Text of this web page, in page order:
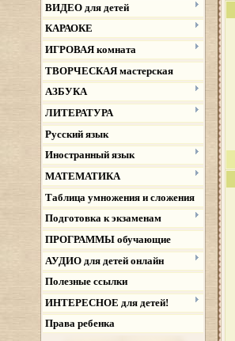
ВИДЕО для детей
КАРАОКЕ
ИГРОВАЯ комната
ТВОРЧЕСКАЯ мастерская
АЗБУКА
ЛИТЕРАТУРА
Русский язык
Иностранный язык
МАТЕМАТИКА
Таблица умножения и сложения
Подготовка к экзаменам
ПРОГРАММЫ обучающие
АУДИО для детей онлайн
Полезные ссылки
ИНТЕРЕСНОЕ для детей!
Права ребенка